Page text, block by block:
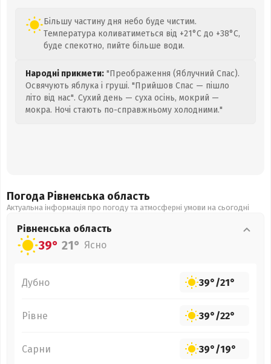
Більшу частину дня небо буде чистим.
Температура коливатиметься від +21°C до +38°C,
буде спекотно, пийте більше води.
Народні прикмети: "Преображення (Яблучний Спас).
Освячують яблука і груші. "Прийшов Спас — пішло
літо від нас". Сухий день — суха осінь, мокрий —
мокра. Ночі стають по-справжньому холодними."
Погода Рівненська область
Актуальна інформація про погоду та атмосферні умови на сьогодні
Рівненська область
39° 21° Ясно
Дубно 39°/21°
Рівне 39°/22°
Сарни 39°/19°